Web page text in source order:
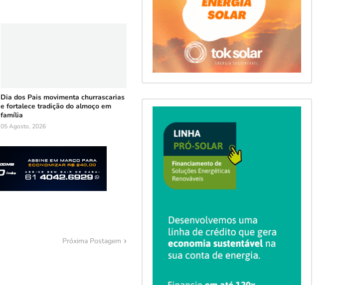
Dia dos Pais movimenta churrascarias
e fortalece tradição do almoço em
família
05 Agosto, 2026
Próxima Postagem